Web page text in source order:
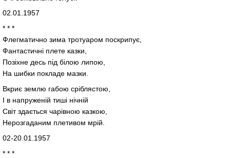
02.01.1957
* * *
Флегматично зима тротуаром поскрипує,
Фантастичні плете казки,
Позіхне десь під білою липою,
На шибки покладе мазки.
Вкриє землю габою сріблястою,
І в напруженій тиші нічній
Світ здається чарівною казкою,
Нерозгаданим плетивом мрій.
02-20.01.1957
* * *